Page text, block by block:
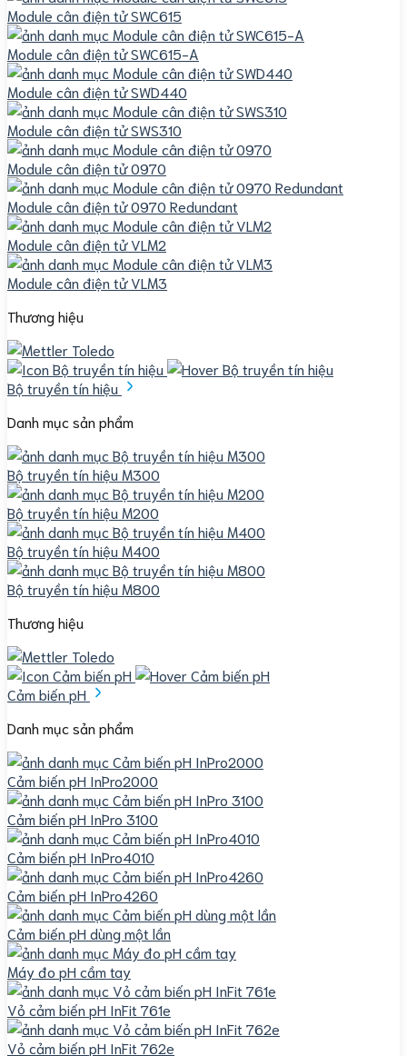
Module cân điện tử SWC615
Module cân điện tử SWC615-A
Module cân điện tử SWD440
Module cân điện tử SWS310
Module cân điện tử 0970
Module cân điện tử 0970 Redundant
Module cân điện tử VLM2
Module cân điện tử VLM3
Thương hiệu
Bộ truyền tín hiệu
Danh mục sản phẩm
Bộ truyền tín hiệu M300
Bộ truyền tín hiệu M200
Bộ truyền tín hiệu M400
Bộ truyền tín hiệu M800
Thương hiệu
Cảm biến pH
Danh mục sản phẩm
Cảm biến pH InPro2000
Cảm biến pH InPro 3100
Cảm biến pH InPro4010
Cảm biến pH InPro4260
Cảm biến pH dùng một lần
Máy đo pH cầm tay
Vỏ cảm biến pH InFit 761e
Vỏ cảm biến pH InFit 762e